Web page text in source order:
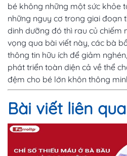
bé không những một sức khỏe
những nguy cơ trong giai đoạn
dinh dưỡng đó thì rau củ chiếm
vọng qua bài viết này, các bà
thông tin hữu ích để giảm
phát triển toàn diện cả về thể
đệm cho bé lớn khôn thông
Bài viết liên